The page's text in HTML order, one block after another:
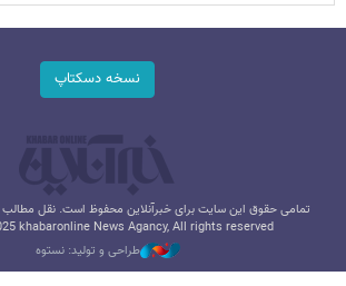
نسخه دسکتاپ
تمامی حقوق این سایت برای خبرآنلاین محفوظ است. نقل مطالب
khabaronline News Agancy, All rights reserved
طراحی و تولید: نستوه